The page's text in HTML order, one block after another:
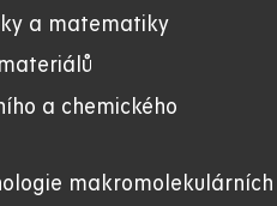
a matematiky
a chemického
makromolekulárních